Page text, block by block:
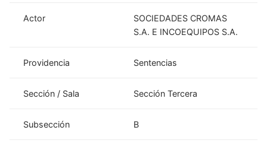
Actor
SOCIEDADES CROMAS
S.A. E INCOEQUIPOS S.A.
Providencia Sentencias
Sección / Sala Sección Tercera
Subsección B